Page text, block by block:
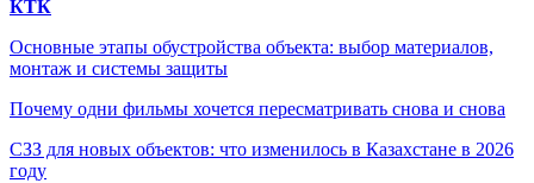
КТК
Основные этапы обустройства объекта: выбор материалов,
монтаж и системы защиты
Почему одни фильмы хочется пересматривать снова и снова
СЗЗ для новых объектов: что изменилось в Казахстане в 2026
году